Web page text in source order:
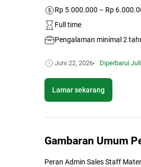
Rp 5.000.000 – Rp
Full time
Pengalaman minimal 2
Juni 22, 2026 Diperbarui
Lamar sekarang
Gambaran Umum
Peran Admin Sales Staff